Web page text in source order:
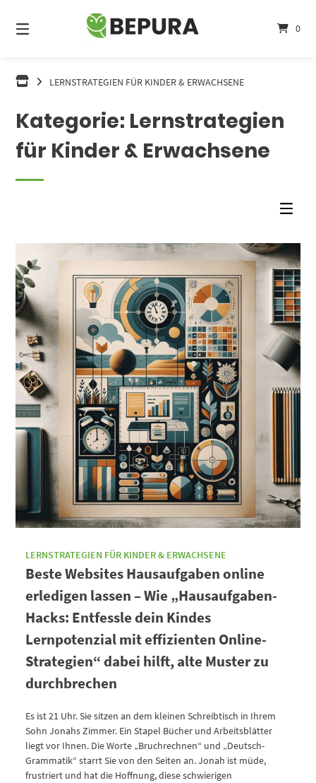
zum
Inhalt
0
LERNSTRATEGIEN FÜR KINDER & ERWACHSENE
Kategorie: Lernstrategien
für Kinder & Erwachsene
LERNSTRATEGIEN FÜR KINDER & ERWACHSENE
Beste Websites Hausaufgaben online
erledigen lassen – Wie „Hausaufgaben-
Hacks: Entfessle dein Kindes
Lernpotenzial mit effizienten Online-
Strategien“ dabei hilft, alte Muster zu
durchbrechen
Es ist 21 Uhr. Sie sitzen an dem kleinen Schreibtisch in Ihrem
Sohn Jonahs Zimmer. Ein Stapel Bücher und Arbeitsblätter
liegt vor Ihnen. Die Worte „Bruchrechnen“ und „Deutsch-
Grammatik“ starrt Sie von den Seiten an. Jonah ist müde,
frustriert und hat die Hoffnung, diese schwierigen